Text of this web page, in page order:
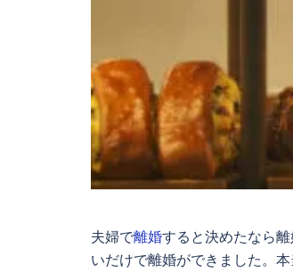
夫婦で離婚すると決めたなら
いだけで離婚ができました。